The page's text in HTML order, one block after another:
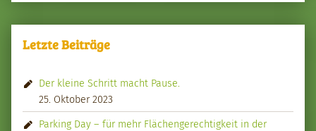
Letzte Beiträge
Der kleine Schritt macht Pause.
25. Oktober 2023
Parking Day – für mehr Flächengerechtigkeit in der